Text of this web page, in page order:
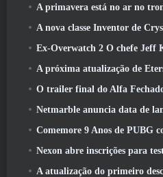
A primavera está no ar no trono e
A nova classe Inventor de Crystal Of Atlan
Ex-Overwatch 2 O chefe Jeff Kaplan
A próxima atualização de Eterspire
O trailer final do Alfa Fechado de Last Paradise é
Netmarble anuncia data de lançamento do RPG de ação
Comemore 9 Anos de PUBG com
Nexon abre inscrições para teste on-line
A atualização do primeiro descendente de março para